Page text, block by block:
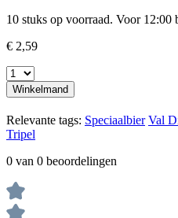
10 stuks op voorraad. Voor 12:00
€ 2,59
Winkelmand
Relevante tags: Speciaalbier Val
Tripel
0 van 0 beoordelingen